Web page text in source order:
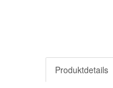
Produktdetails